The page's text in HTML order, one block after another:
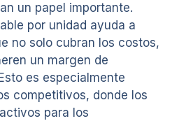
un papel importante.
por unidad ayuda a
no solo cubran los costos,
un margen de
es especialmente
competitivos, donde los
para los